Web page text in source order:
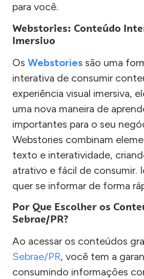
para você.
Webstories: Conteúdo
Imersivo
Os Webstories são uma
interativa de consumir
experiência visual imersiva,
uma nova maneira de
importantes para o seu
Webstories combinam
texto e interatividade,
atrativo e fácil de consumir.
quer se informar de forma
Por Que Escolher os
Sebrae/PR?
Ao acessar os conteúdos
Sebrae/PR, você tem a
consumindo informações